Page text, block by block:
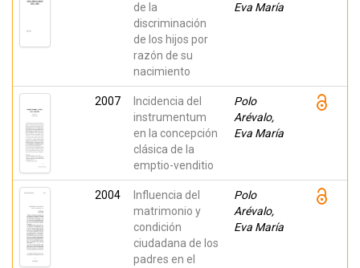
de la
discriminación
de los hijos por
razón de su
nacimiento
Eva María
2007
Incidencia del
instrumentum
en la concepción
clásica de la
emptio-venditio
Polo
Arévalo,
Eva María
2004
Influencia del
matrimonio y
condición
ciudadana de los
padres en el
Polo
Arévalo,
Eva María